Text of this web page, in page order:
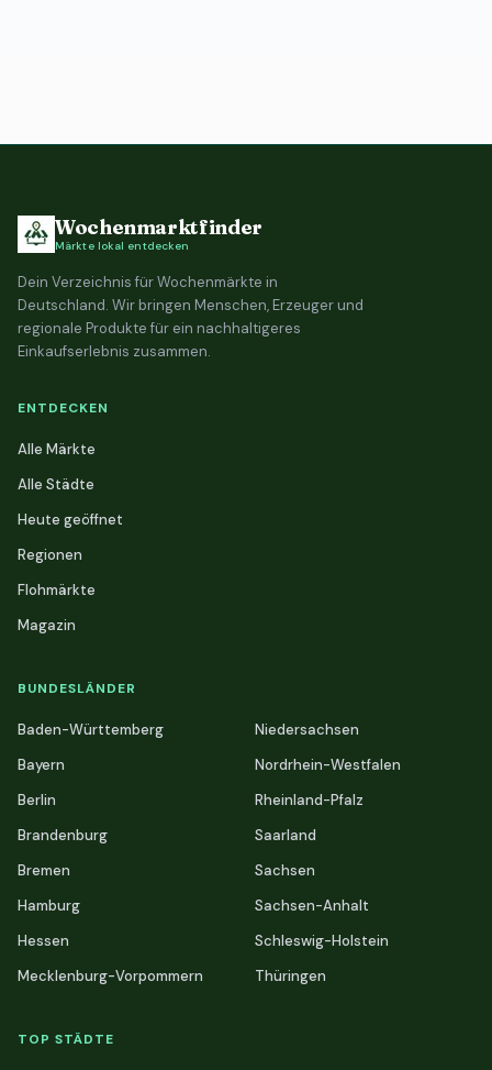
Wochenmarktfinder
Märkte lokal entdecken
Dein Verzeichnis für Wochenmärkte in
Deutschland. Wir bringen Menschen, Erzeuger und
regionale Produkte für ein nachhaltigeres
Einkaufserlebnis zusammen.
ENTDECKEN
Alle Märkte
Alle Städte
Heute geöffnet
Regionen
Flohmärkte
Magazin
BUNDESLÄNDER
Baden-Württemberg
Bayern
Berlin
Brandenburg
Bremen
Hamburg
Hessen
Mecklenburg-Vorpommern
Niedersachsen
Nordrhein-Westfalen
Rheinland-Pfalz
Saarland
Sachsen
Sachsen-Anhalt
Schleswig-Holstein
Thüringen
TOP STÄDTE